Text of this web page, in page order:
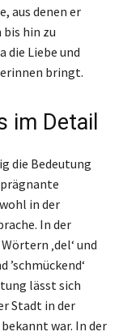
aus denen er
hin zu
Liebe und
bringt.
im Detail
die Bedeutung
prägnante
in der
In der
‚del‘ und
’schmückend‘
lässt sich
Stadt in der
war. In der